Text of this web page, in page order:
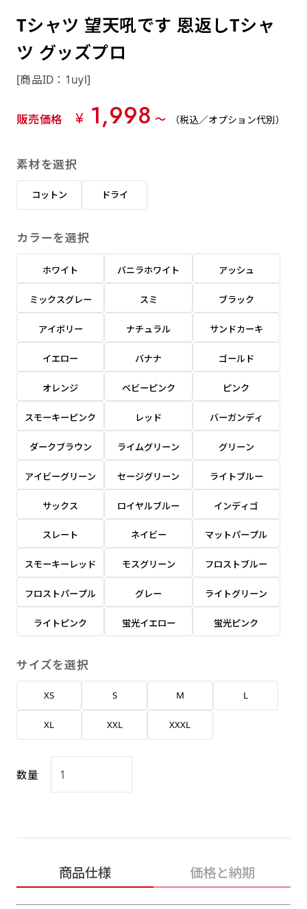
Tシャツ 望天吼です 恩返しTシャ
ツ グッズプロ
[商品ID：1uyl]
販売価格 ¥ 1,998 〜 （税込／オプション代別）
素材を選択
コットン ドライ
カラーを選択
ホワイト バニラホワイト アッシュ
ミックスグレー スミ ブラック
アイボリー ナチュラル サンドカーキ
イエロー バナナ ゴールド
オレンジ ベビーピンク ピンク
スモーキーピンク レッド バーガンディ
ダークブラウン ライムグリーン グリーン
アイビーグリーン セージグリーン ライトブルー
サックス ロイヤルブルー インディゴ
スレート ネイビー マットパープル
スモーキーレッド モスグリーン フロストブルー
フロストパープル グレー ライトグリーン
ライトピンク 蛍光イエロー 蛍光ピンク
サイズを選択
XS S M L
XL XXL XXXL
数量
商品仕様 価格と納期
つくった、◯◯のぼり」の様に曖昧でも構い
ません。
リピート（要画像確認）［ +298円 ］
弊社よりJPG画像をお送りします。ご確認のお
入稿（AI／PSD）
購入時の案内に沿って入稿してください。［
入稿（AI／PSD）（要画像確認）［ +298円
］
弊社よりJPG画像をお送りします。ご確認のお
返事を頂いたあとに製作開始いたします。
デザイン依頼［ +3,998円 ］
イルまたは、文章でお知らせください。
文字だけのぼり［ +1,298円 ］
ご購入時の案内に沿って、文字をご指定くだ
さい。
文字だけのぼり（要画像確認）［ +1,598円
弊社よりJPG画像をお送りします。ご確認のお
返事を頂いたあとに製作開始いたします。
する場合があります。
セル不可となります。
名入れ［+999円］
文字のみの名入れが可能です。
名入れ（要画像確認）［+1,298円］
弊社よりJPG画像をお送りします。ご確認のお
返事を頂いたあとに製作開始いたします。
ロゴ有り名入れ［ +1,498円］
ご購入時の案内にそって、デザイン画のファ
イルまたは、文章でお知らせください。
ロゴ有り名入れ（要画像確認）［ +1,798
円］
弊社よりJPG画像をお送りします。ご確認のお
返事を頂いたあとに製作開始いたします。
デザインの色や文字等が変更いただけます。
幅は標準サイズですが高さが30cm 低いです。
近距離の歩行者や、特に女性の目線を意識したい
スリム(45x180)
飾る場所に対して、標準サイズでは大きすぎると
感じる場合や、立てる本数を増やしたい場合はこ
ちらです。
幅が15cm 狭くなっておりスリムな印象を受けま
す。
コンパクト(45x150)
あまり一般的でないサイズですが最近、注文が増
コンビニさんなどで多いです。 お店の外観の邪魔
になりづらく、狭い範囲で沢山飾れます。
魔になりにくいのがポイントです。ハーフ用のポ
ールが必要です。
台座タイプ・吸盤タイプ・クリップタイプがござ
います。レジカウンターや商品棚にぴったりで
幅は標準サイズですが高さが30cm 低いです。
近距離の歩行者や、特に女性の目線を意識したい
スリム(180x45)
飾る場所に対して、標準サイズでは大きすぎると
感じる場合や、立てる本数を増やしたい場合はこ
ちらです。
幅が15cm 狭くなっておりスリムな印象を受けま
す。
コンパクト(150x45)
あまり一般的でないサイズですが最近、注文が増
コンビニさんなどで多いです。 お店の外観の邪魔
になりづらく、狭い範囲で沢山飾れます。
店内用です。お客さんの歩行や陳列した商品の邪
魔になりにくいのがポイントです。ハーフ用のポ
ールが必要です。
台座タイプ・吸盤タイプ・クリップタイプがござ
います。レジカウンターや商品棚にぴったりで
上下チチ
チチ無し
上左チチと
上右チチと
左棒袋縫い
右棒袋縫い
（上と右）
上棒袋縫い
（上のみ）
上下棒袋縫い
（上と下）
タペストリー
加工
※パイプ紐付き
その他
※備考欄に要望をお書きください
Aバナー用チチ
（上2下2）
上左右チチ
（上と左右）
ハトメ四隅
ハトメ上4つ
（+1営業日）
ハトメ上下4つ
（+1営業日）
上棒袋縫い
（上のみ）
（上のみ） その他
※備考欄に要望をお書きください
四辺補強
ポンジをやや厚くした生地です。ポンジと比
べると約2倍の厚みがあります。タペストリー
1本（2分割）の場合だと
文字の間にスリットが入ります